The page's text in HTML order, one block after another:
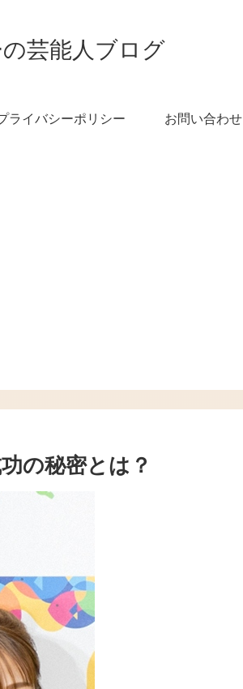
の芸能人ブログ
ライバシーポリシー お問い合わせ
の秘密とは？